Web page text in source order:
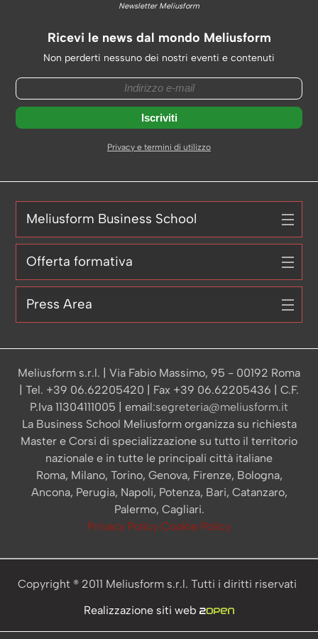
Newsletter Meliusform
Ricevi le news dal mondo Meliusform
Non perderti nessuno dei nostri eventi e contenuti
Privacy e termini di utilizzo
Meliusform Business School
Offerta formativa
Press Area
Meliusform s.r.l. | Via Fabio Massimo, 95 - 00192 Roma
| Tel. +39 06.62205420 | Fax +39 06.62205436 | C.F.
P.Iva 11304111005 | email:segreteria@meliusform.it
La Business School Meliusform organizza su richiesta
Master e Corsi di specializzazione su tutto il territorio
nazionale e in tutte le principali città italiane
Roma, Milano, Torino, Genova, Firenze, Bologna,
Ancona, Perugia, Napoli, Potenza, Bari, Catanzaro,
Palermo, Cagliari.
Privacy Policy Cookie Policy
Copyright ® 2011 Meliusform s.r.l. Tutti i diritti riservati
Realizzazione siti web